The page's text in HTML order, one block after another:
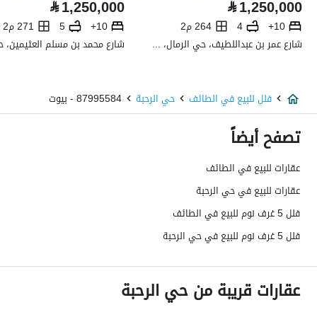
تفاصيل اضافية
عرض الشارع
15
رقم المخطط
رقم صك الملكية
واجهة العقار
حدود واطوال العقار
قنوات الاعلان
منصة مرخصة ،لوحة اعلانية ،منصات
⃁1,250,000
10+
4
264 م2
شارع عمر بن عبداللطيف، حي الرمال، شرق الرياض، الرياض
⃁1,250,000
10+
5 271 م2
فلل للبيع في الطائف حي الرحبة 87995584 - بيوت
تصفح أيضاً
عقارات للبيع في الطائف
عقارات للبيع في حي الرحبة
فلل 5 غرف نوم للبيع في الطائف
فلل 5 غرف نوم للبيع في حي الرحبة
عقارات قريبة من حي الرحبة